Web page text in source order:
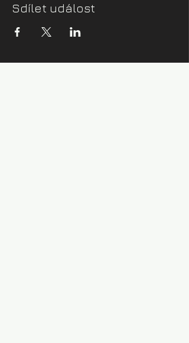
Sdílet událost